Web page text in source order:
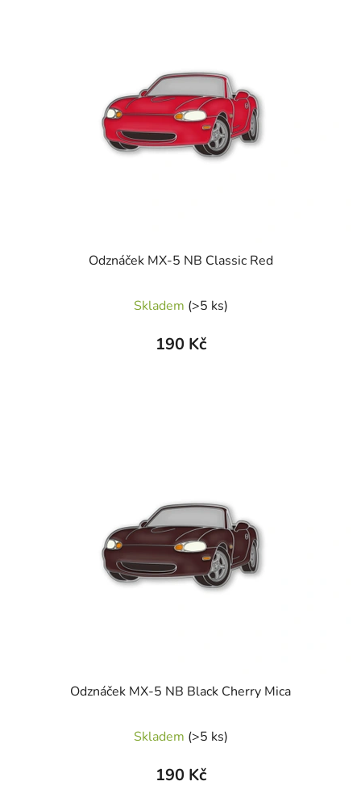
Odznáček MX-5 NB Classic Red
Skladem (>5 ks)
190 Kč
Odznáček MX-5 NB Black Cherry Mica
Skladem (>5 ks)
190 Kč